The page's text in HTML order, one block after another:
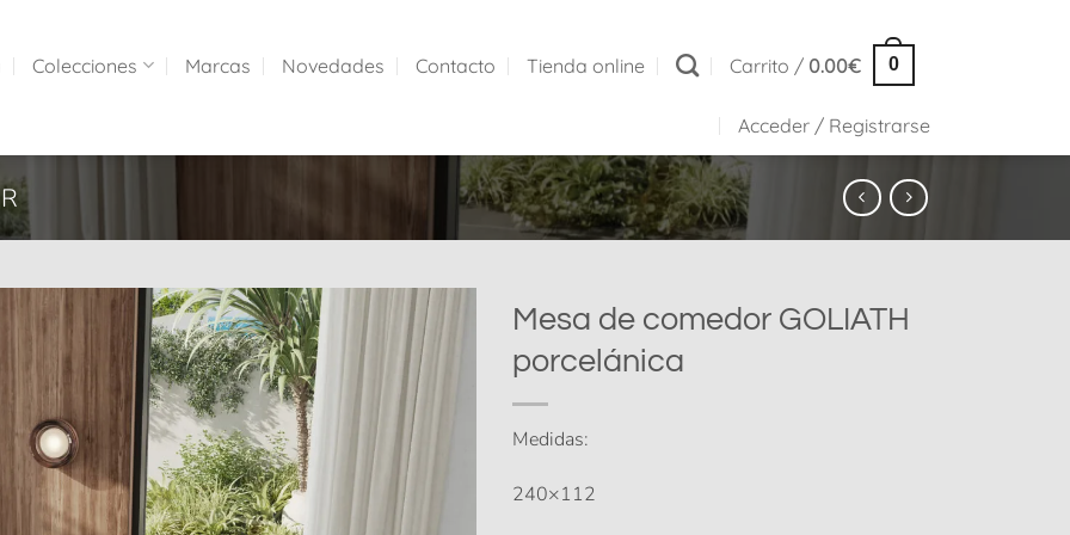
Colecciones Marcas Novedades Contacto Tienda online Carrito / 0.00€ 0
Acceder / Registrarse
Mesa de comedor GOLIATH
porcelánica
Medidas:
240×112